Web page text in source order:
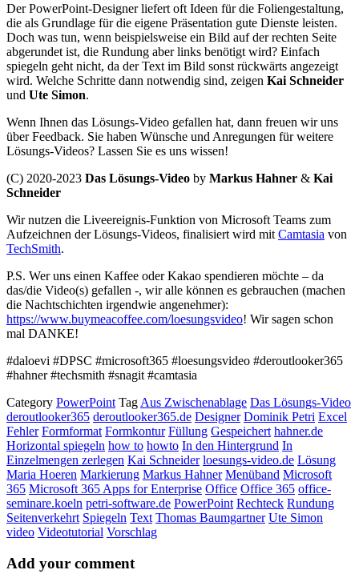
Der PowerPoint-Designer liefert oft Ideen für die Foliengestaltung,
die als Grundlage für die eigene Präsentation gute Dienste leisten.
Doch was tun, wenn beispielsweise ein Bild auf der rechten Seite
abgerundet ist, die Rundung aber links benötigt wird? Einfach
spiegeln geht nicht, da der Text im Bild sonst rückwärts angezeigt
wird. Welche Schritte dann notwendig sind, zeigen Kai Schneider
und Ute Simon.
Wenn Ihnen das Lösungs-Video gefallen hat, dann freuen wir uns
über Feedback. Sie haben Wünsche und Anregungen für weitere
Lösungs-Videos? Lassen Sie es uns wissen!
(C) 2020-2023 Das Lösungs-Video by Markus Hahner & Kai
Schneider
Wir nutzen die Liveereignis-Funktion von Microsoft Teams zum
Aufzeichnen der Lösungs-Videos, finalisiert wird mit Camtasia von
TechSmith.
P.S. Wer uns einen Kaffee oder Kakao spendieren möchte – da
das/die Video(s) gefallen -, wir alle können es gebrauchen (machen
die Nachtschichten irgendwie angenehmer):
https://www.buymeacoffee.com/loesungsvideo! Wir sagen schon
mal DANKE!
#daloevi #DPSC #microsoft365 #loesungsvideo #deroutlooker365
#hahner #techsmith #snagit #camtasia
Category PowerPoint Tag Aus Zwischenablage Das Lösungs-Video
deroutlooker365 deroutlooker365.de Designer Dominik Petri Excel
Fehler Formformat Formkontur Füllung Gespeichert hahner.de
Horizontal spiegeln how to howto In den Hintergrund In
Einzelmengen zerlegen Kai Schneider loesungs-video.de Lösung
Maria Hoeren Markierung Markus Hahner Menüband Microsoft
365 Microsoft 365 Apps for Enterprise Office Office 365 office-
seminare.koeln petri-software.de PowerPoint Rechteck Rundung
Seitenverkehrt Spiegeln Text Thomas Baumgartner Ute Simon
video Videotutorial Vorschlag
Add your comment